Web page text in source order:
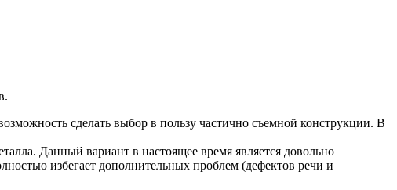
сделать выбор в пользу частично съемной конструкции. В
Данный вариант в настоящее время является довольно
избегает дополнительных проблем (дефектов речи и